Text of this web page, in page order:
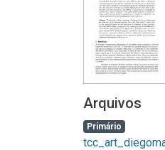
Arquivos
Primário